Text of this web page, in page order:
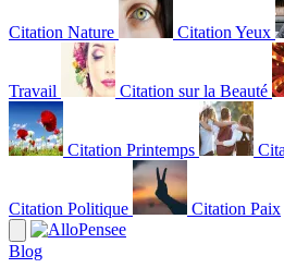
Citation Nature Citation Yeux
Travail Citation sur la Beauté
Citation Printemps
Citation Politique Citation Paix
Blog